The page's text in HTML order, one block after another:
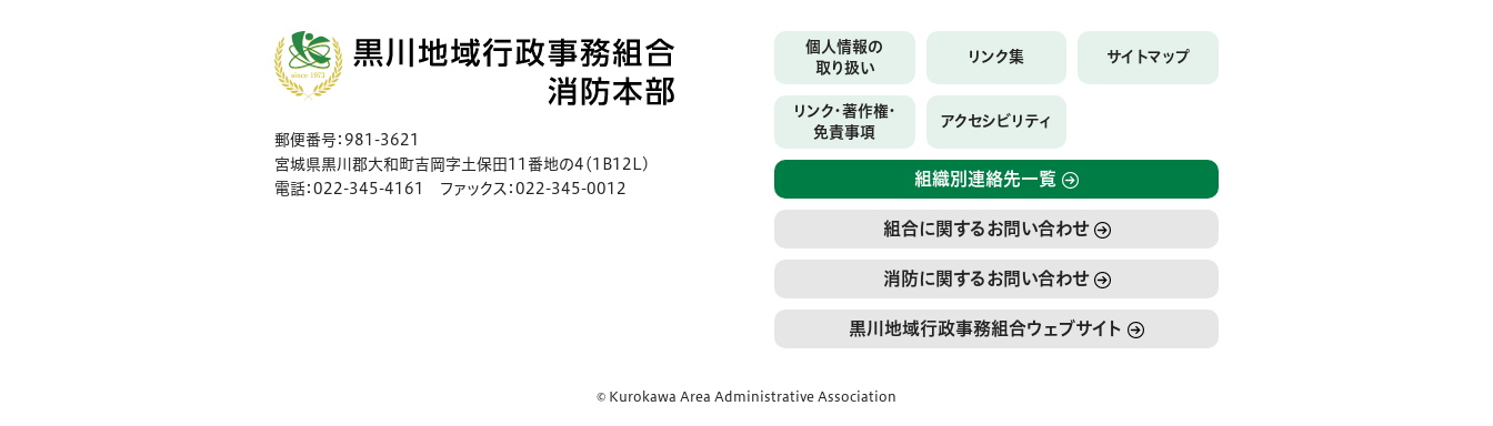
郵便番号：981-3621
宮城県黒川郡大和町吉岡字土保田11番地の4（1B12L)
電話：022-345-4161 ファックス：022-345-0012
個人情報の
取り扱い
リンク集 サイトマップ
リンク・著作権・
免責事項
アクセシビリティ
組織別連絡先一覧
組合に関するお問い合わせ
消防に関するお問い合わせ
黒川地域行政事務組合ウェブサイト
© Kurokawa Area Administrative Association